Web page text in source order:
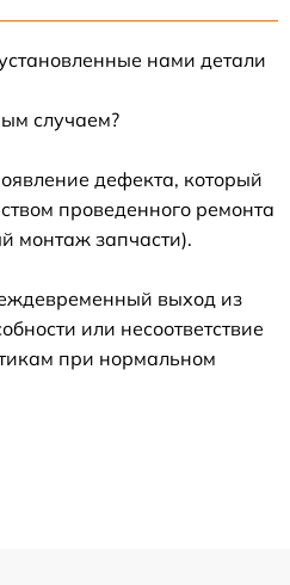
нами детали
случаем?
дефекта, который
проведенного ремонта
монтаж запчасти).
выход из
или несоответствие
при нормальном